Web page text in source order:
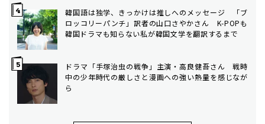
韓国語は独学、きっかけは推しへのメッセージ 「ブ
ロッコリーパンチ」訳者の山口さやかさん K-POPも
韓国ドラマも知らない私が韓国文学を翻訳するまで
ドラマ「手塚治虫の戦争」主演・高良健吾さん 戦時
中の少年時代の厳しさと漫画への強い熱量を感じなが
ら